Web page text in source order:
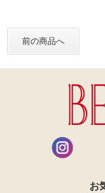
前の商品へ
お